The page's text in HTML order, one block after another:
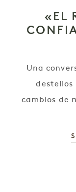
«EL
Una
destellos
cambios de